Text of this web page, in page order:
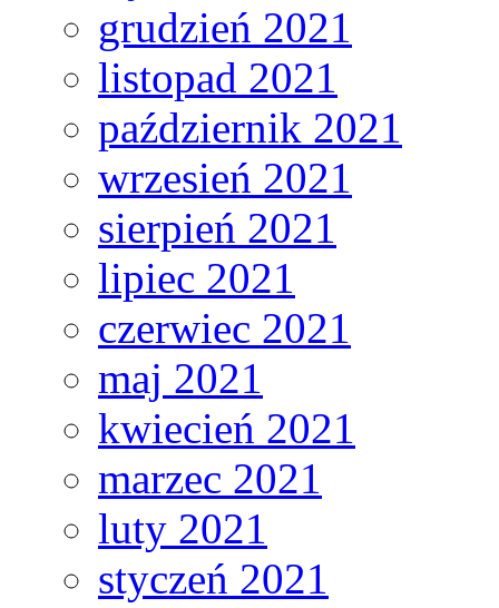
grudzień 2021
listopad 2021
październik 2021
wrzesień 2021
sierpień 2021
lipiec 2021
czerwiec 2021
maj 2021
kwiecień 2021
marzec 2021
luty 2021
styczeń 2021